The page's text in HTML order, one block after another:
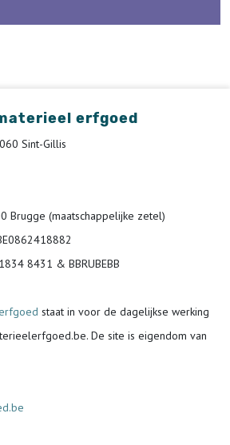
erfgoed
Sint-Gillis
Brugge (maatschappelijke zetel)
8431 & BBRUBEBB
staat in voor de dagelijkse werking
De site is eigendom van